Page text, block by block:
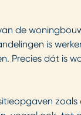
de
is
Precies dát is